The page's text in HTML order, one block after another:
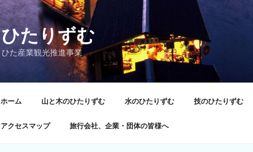
ひたりずむ
ひた産業観光推進事業
ホーム 山と木のひたりずむ 水のひたりずむ 技のひたりずむ
アクセスマップ 旅行会社、企業・団体の皆様へ